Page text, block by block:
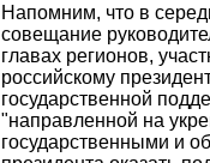
Напомним, что в
совещание
главах регионов,
российскому
государственной
"направленной на
государственными и